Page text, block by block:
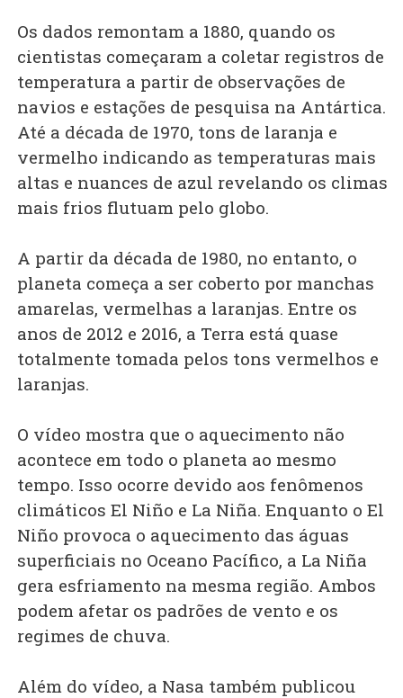
Os dados remontam a 1880, quando os
cientistas começaram a coletar registros de
temperatura a partir de observações de
navios e estações de pesquisa na Antártica.
Até a década de 1970, tons de laranja e
vermelho indicando as temperaturas mais
altas e nuances de azul revelando os climas
mais frios flutuam pelo globo.
A partir da década de 1980, no entanto, o
planeta começa a ser coberto por manchas
amarelas, vermelhas a laranjas. Entre os
anos de 2012 e 2016, a Terra está quase
totalmente tomada pelos tons vermelhos e
laranjas.
O vídeo mostra que o aquecimento não
acontece em todo o planeta ao mesmo
tempo. Isso ocorre devido aos fenômenos
climáticos El Niño e La Niña. Enquanto o El
Niño provoca o aquecimento das águas
superficiais no Oceano Pacífico, a La Niña
gera esfriamento na mesma região. Ambos
podem afetar os padrões de vento e os
regimes de chuva.
Além do vídeo, a Nasa também publicou